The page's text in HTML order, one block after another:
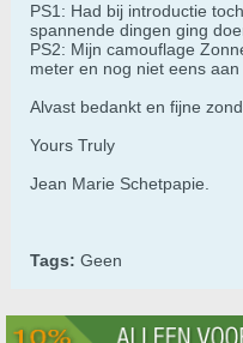
PS1: Had bij introductie
spannende dingen ging
PS2: Mijn camouflage
meter en nog niet eens aan
Alvast bedankt en fijne
Yours Truly
Jean Marie Schetpapie.
Tags: Geen